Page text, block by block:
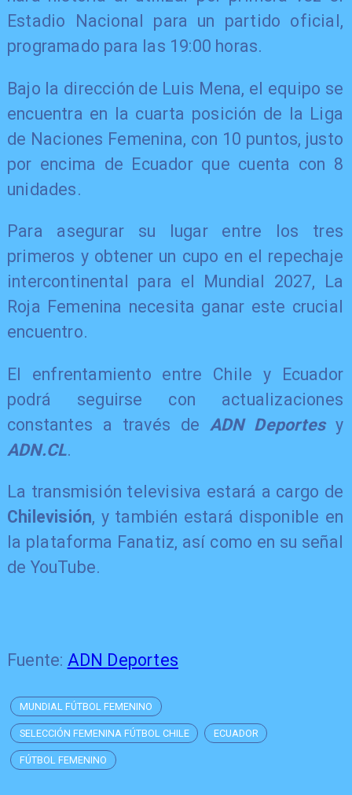
Estadio Nacional para un partido oficial,
programado para las 19:00 horas.
Bajo la dirección de Luis Mena, el equipo se
encuentra en la cuarta posición de la Liga
de Naciones Femenina, con 10 puntos, justo
por encima de Ecuador que cuenta con 8
unidades.
Para asegurar su lugar entre los tres
primeros y obtener un cupo en el repechaje
intercontinental para el Mundial 2027, La
Roja Femenina necesita ganar este crucial
encuentro.
El enfrentamiento entre Chile y Ecuador
podrá seguirse con actualizaciones
constantes a través de ADN Deportesy
ADN.CL.
La transmisión televisiva estará a cargo de
Chilevisión, y también estará disponible en
la plataforma Fanatiz, así como en su señal
de YouTube.
Fuente: ADN Deportes
MUNDIAL FÚTBOL FEMENINO
SELECCIÓN FEMENINA FÚTBOL CHILE ECUADOR
FÚTBOL FEMENINO